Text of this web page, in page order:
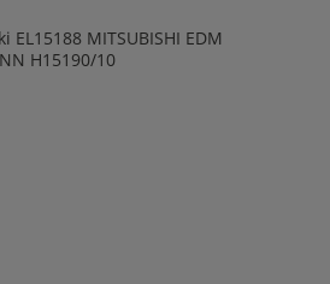
MITSUBISHI EDM
H15190/10